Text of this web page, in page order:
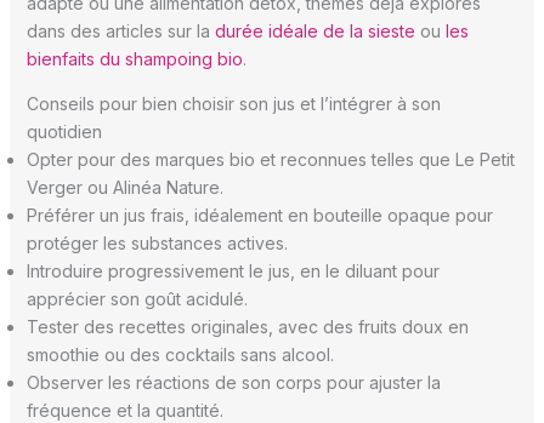
dans des articles sur la durée idéale de la sieste ou les
bienfaits du shampoing bio.
Conseils pour bien choisir son jus et l’intégrer à son
quotidien
Opter pour des marques bio et reconnues telles que Le Petit
Verger ou Alinéa Nature.
Préférer un jus frais, idéalement en bouteille opaque pour
protéger les substances actives.
Introduire progressivement le jus, en le diluant pour
apprécier son goût acidulé.
Tester des recettes originales, avec des fruits doux en
smoothie ou des cocktails sans alcool.
Observer les réactions de son corps pour ajuster la
fréquence et la quantité.